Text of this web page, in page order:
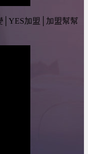
│YES加盟│加盟幫幫